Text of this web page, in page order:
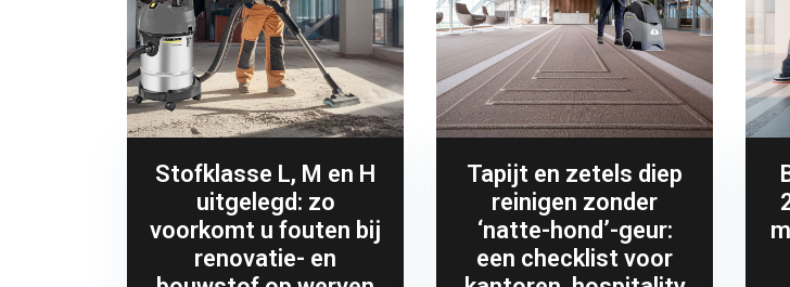
Stofklasse L, M en H
uitgelegd: zo
voorkomt u fouten bij
renovatie- en
Tapijt en zetels diep
reinigen zonder
‘natte-hond’-geur:
een checklist voor